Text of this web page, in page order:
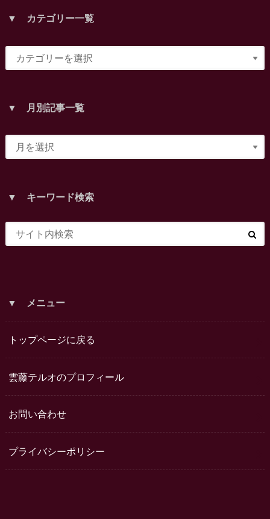
▼ カテゴリー一覧
▼ 月別記事一覧
▼ キーワード検索
▼ メニュー
トップページに戻る
雲藤テルオのプロフィール
お問い合わせ
プライバシーポリシー